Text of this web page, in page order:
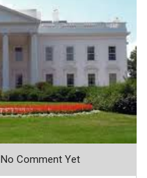
No Comment Yet